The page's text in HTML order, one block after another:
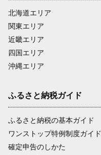
北海道エリア
関東エリア
近畿エリア
四国エリア
沖縄エリア
ふるさと納税ガイド
ふるさと納税の基本ガイド
ワンストップ特例制度ガイド
確定申告のしかた